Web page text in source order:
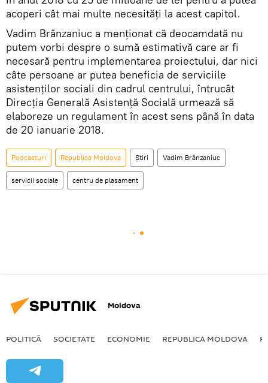
acoperi cât mai multe necesități la acest capitol.
Vadim Brânzaniuc a menționat că deocamdată nu
putem vorbi despre o sumă estimativă care ar fi
necesară pentru implementarea proiectului, dar nici
câte persoane ar putea beneficia de serviciile
asistenților sociali din cadrul centrului, întrucât
Direcția Generală Asistență Socială urmează să
elaboreze un regulament în acest sens până în data
de 20 ianuarie 2018.
Podcasturi Republica Moldova Știri Vadim Brânzaniuc
servicii sociale centru de plasament
Moldova
POLITICĂ SOCIETATE ECONOMIE REPUBLICA MOLDOVA